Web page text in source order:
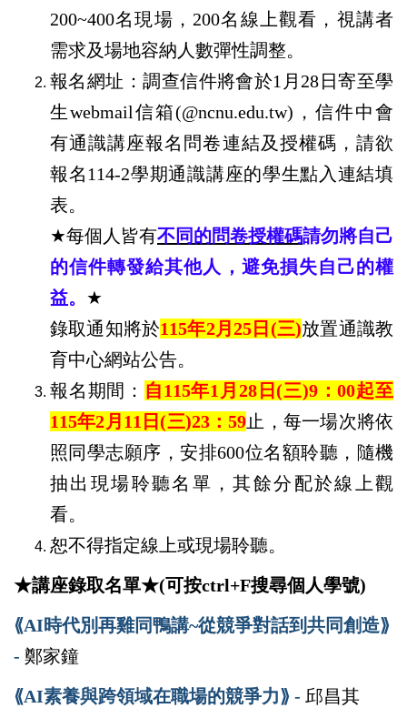
200~400名現場， 200名線上觀看，視講者
需求及場地容納人數彈性調整。
報名網址：調查信件將會於1 月 28 日寄至學
生webmail信箱(@ncnu.edu.tw) ，信件中會
有通識講座報名問卷連結及授權碼，請欲
報名114-2學期通識講座的學生點入連結填
表。
★每個人皆有不同的問卷授權碼請勿將自己
的信件轉發給其他人，避免損失自己的權
益。 ★
錄取通知將於115年2月25 日 (三)放置通識教
育中心網站公告。
報名期間： 自115年1 月 28日(三)9：00起至
115年2 月 11 日(三)23：59止，每一場次將依
照同學志願序，安排600位名額聆聽，隨機
抽出現場聆聽名單，其餘分配於線上觀
看。
恕不得指定線上或現場聆聽。
★講座錄取名單★(可按ctrl+F搜尋個人學號)
⟪AI時代別再雞同鴨講~從競爭對話到共同創造⟫
- 鄭家鐘
⟪AI素養與跨領域在職場的競爭力⟫ - 邱昌其